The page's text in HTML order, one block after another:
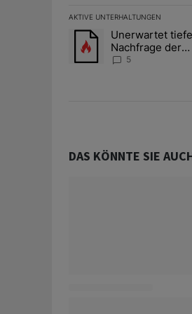
AKTIVE UNTERHALTUNGEN
Das Folgende ist eine
Ein Trendartikel mit dem
Unerwartet tiefe
Nachfrage der
Zentralbanken
5
DAS KÖNNTE SIE